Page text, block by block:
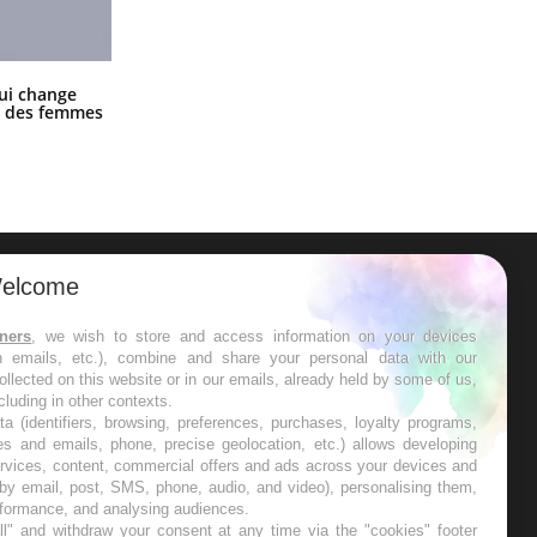
change
femmes
les semaines les meilleures
, we wish to store and access information on your devices
emails, etc.), combine and share your personal data with our
on this website or in our emails, already held by some of us,
in other contexts.
(identifiers, browsing, preferences, purchases, loyalty programs,
and emails, phone, precise geolocation, etc.) allows developing
content, commercial offers and ads across your devices and
email, post, SMS, phone, audio, and video), personalising them,
and analysing audiences.
and withdraw your consent at any time via the "cookies" footer